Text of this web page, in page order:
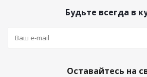
Будьте всегда в
Оставайтесь на